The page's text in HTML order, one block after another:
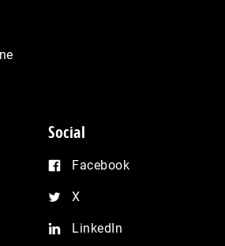
Social
Facebook
X
LinkedIn